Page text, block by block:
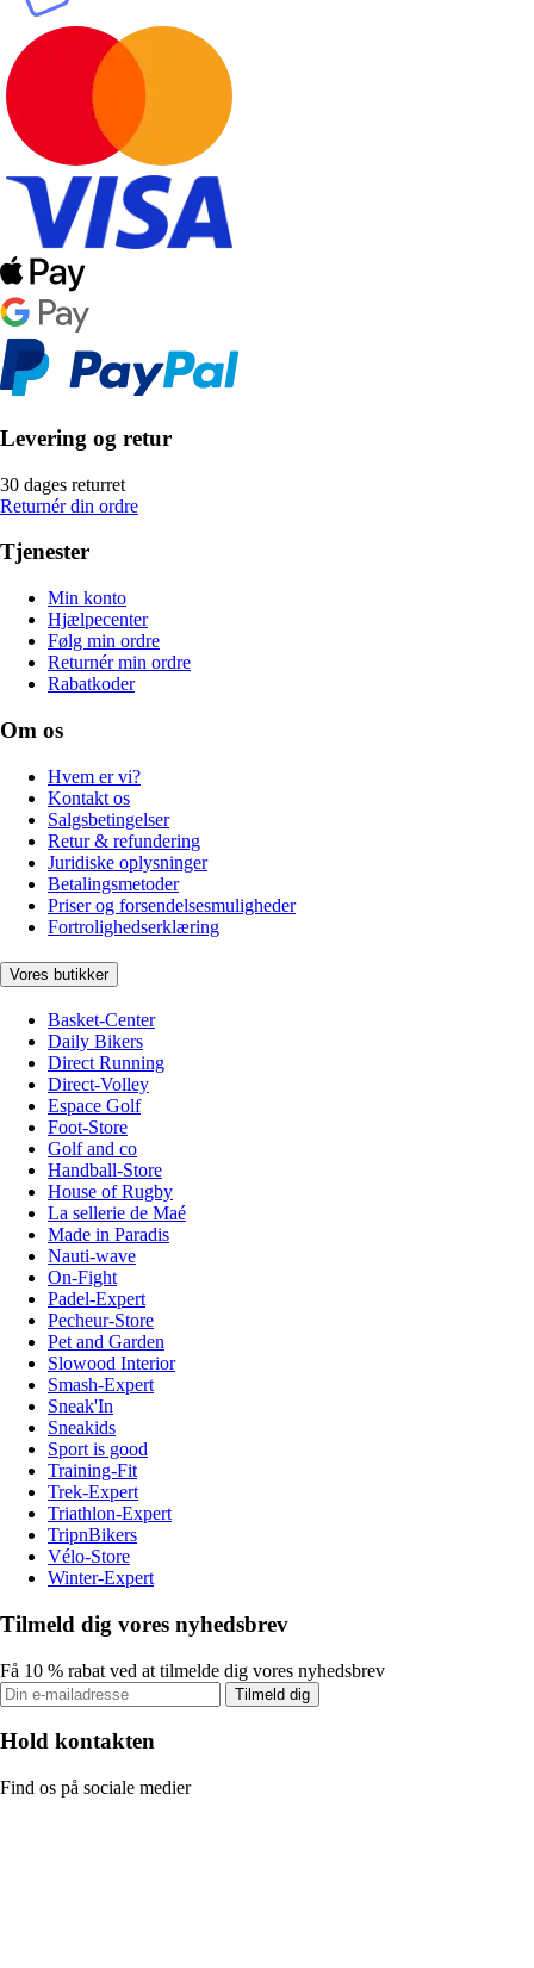
Levering og retur
30 dages returret
Returnér din ordre
Tjenester
Min konto
Hjælpecenter
Følg min ordre
Returnér min ordre
Rabatkoder
Om os
Hvem er vi?
Kontakt os
Salgsbetingelser
Retur & refundering
Juridiske oplysninger
Betalingsmetoder
Priser og forsendelsesmuligheder
Fortrolighedserklæring
Vores butikker
Basket-Center
Daily Bikers
Direct Running
Direct-Volley
Espace Golf
Foot-Store
Golf and co
Handball-Store
House of Rugby
La sellerie de Maé
Made in Paradis
Nauti-wave
On-Fight
Padel-Expert
Pecheur-Store
Pet and Garden
Slowood Interior
Smash-Expert
Sneak'In
Sneakids
Sport is good
Training-Fit
Trek-Expert
Triathlon-Expert
TripnBikers
Vélo-Store
Winter-Expert
Tilmeld dig vores nyhedsbrev
Få 10 % rabat ved at tilmelde dig vores nyhedsbrev
Tilmeld dig
Hold kontakten
Find os på sociale medier